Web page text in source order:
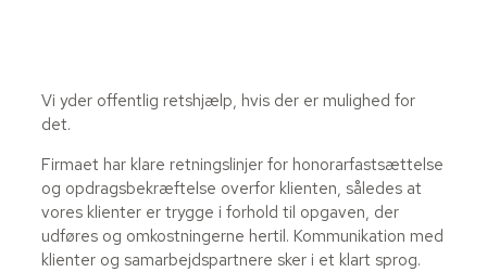
Vi yder offentlig retshjælp, hvis der er mulighed for
det.
Firmaet har klare retningslinjer for honorarfastsættelse
og opdragsbekræftelse overfor klienten, således at
vores klienter er trygge i forhold til opgaven, der
udføres og omkostningerne hertil. Kommunikation med
klienter og samarbejdspartnere sker i et klart sprog.